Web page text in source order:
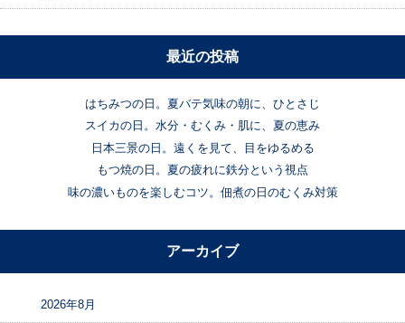
最近の投稿
はちみつの日。夏バテ気味の朝に、ひとさじ
スイカの日。水分・むくみ・肌に、夏の恵み
日本三景の日。遠くを見て、目をゆるめる
もつ焼の日。夏の疲れに鉄分という視点
味の濃いものを楽しむコツ。佃煮の日のむくみ対策
アーカイブ
2026年8月